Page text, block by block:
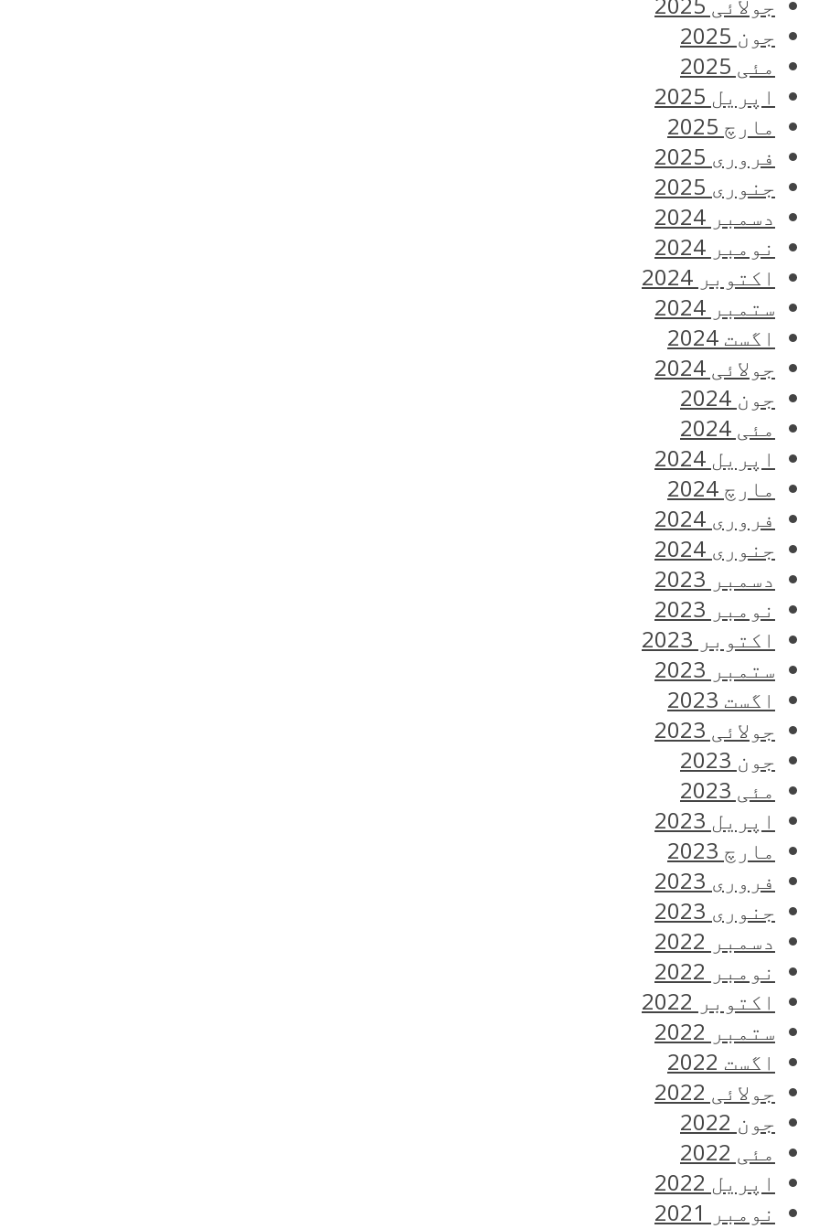
جون 2025
مئی 2025
اپریل 2025
مارچ 2025
فروری 2025
جنوری 2025
دسمبر 2024
نومبر 2024
اکتوبر 2024
ستمبر 2024
اگست 2024
جولائی 2024
جون 2024
مئی 2024
اپریل 2024
مارچ 2024
فروری 2024
جنوری 2024
دسمبر 2023
نومبر 2023
اکتوبر 2023
ستمبر 2023
اگست 2023
جولائی 2023
جون 2023
مئی 2023
اپریل 2023
مارچ 2023
فروری 2023
جنوری 2023
دسمبر 2022
نومبر 2022
اکتوبر 2022
ستمبر 2022
اگست 2022
جولائی 2022
جون 2022
مئی 2022
اپریل 2022
نومبر 2021